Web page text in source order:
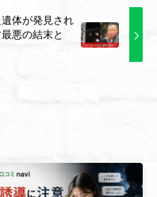
体が発見され
悪の結末と